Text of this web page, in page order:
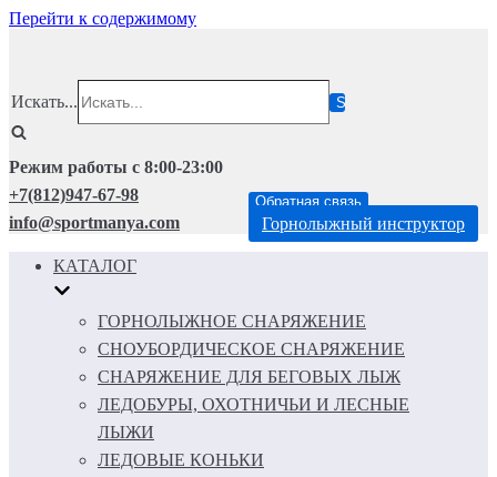
Перейти к содержимому
Искать...
Режим работы с 8:00-23:00
+7(812)947-67-98
info@sportmanya.com
Обратная связь
Горнолыжный инструктор
КАТАЛОГ
ГОРНОЛЫЖНОЕ СНАРЯЖЕНИЕ
СНОУБОРДИЧЕСКОЕ СНАРЯЖЕНИЕ
СНАРЯЖЕНИЕ ДЛЯ БЕГОВЫХ ЛЫЖ
ЛЕДОБУРЫ, ОХОТНИЧЬИ И ЛЕСНЫЕ
ЛЫЖИ
ЛЕДОВЫЕ КОНЬКИ